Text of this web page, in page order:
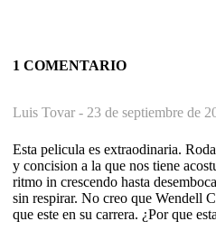
1 COMENTARIO
Luis Tovar - 23 de septiembre de
Esta pelicula es extraodinaria.
y concision a la que nos tiene
ritmo in crescendo hasta
sin respirar. No creo que Wendell
que este en su carrera. ¿Por que